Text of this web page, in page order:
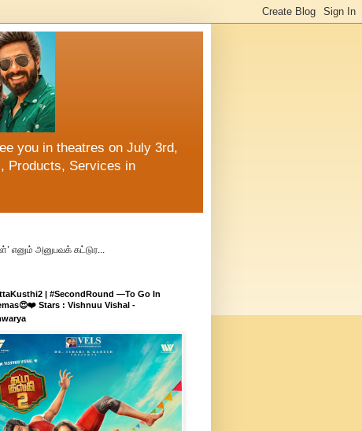
you in theatres on July 3rd,
Products, Services in
எனும் அனுபவக் கட்டுர...
| #SecondRound —To Go In
Stars : Vishnuu Vishal -